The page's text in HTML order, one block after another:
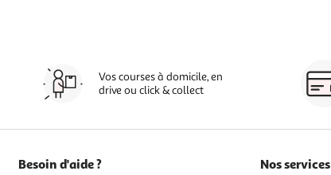
Vos courses à domicile, en
drive ou click & collect
Besoin d'aide ? Nos services